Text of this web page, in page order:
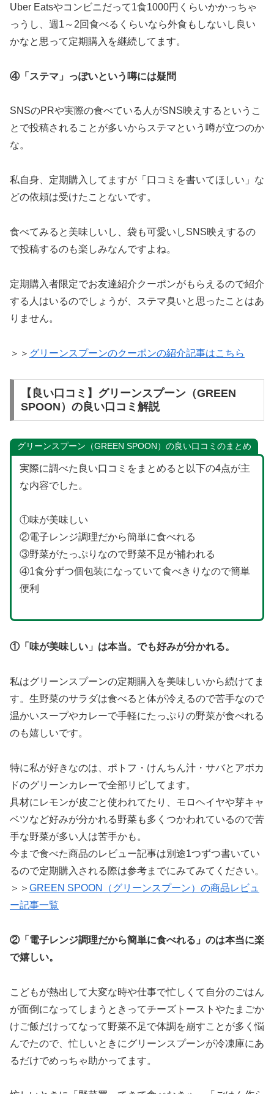
Uber Eatsやコンビニだって1食1000円くらいかかっちゃ
っうし、週1～2回食べるくらいなら外食もしないし良い
かなと思って定期購入を継続してます。
④「ステマ」っぽいという噂には疑問
SNSのPRや実際の食べている人がSNS映えするというこ
とで投稿されることが多いからステマという噂が立つのか
な。
私自身、定期購入してますが「口コミを書いてほしい」な
どの依頼は受けたことないです。
食べてみると美味しいし、袋も可愛いしSNS映えするの
で投稿するのも楽しみなんですよね。
定期購入者限定でお友達紹介クーポンがもらえるので紹介
する人はいるのでしょうが、ステマ臭いと思ったことはあ
りません。
＞＞ グリーンスプーンのクーポンの紹介記事はこちら
【良い口コミ】グリーンスプーン（GREEN
SPOON）の良い口コミ解説
グリーンスプーン（GREEN SPOON）の良い口コミのまとめ
実際に調べた良い口コミをまとめると以下の4点が主
な内容でした。
①味が美味しい
②電子レンジ調理だから簡単に食べれる
③野菜がたっぷりなので野菜不足が補われる
④1食分ずつ個包装になっていて食べきりなので簡単
便利
①「味が美味しい」は本当。でも好みが分かれる。
私はグリーンスプーンの定期購入を美味しいから続けてま
す。生野菜のサラダは食べると体が冷えるので苦手なので
温かいスープやカレーで手軽にたっぷりの野菜が食べれる
のも嬉しいです。
特に私が好きなのは、ポトフ・けんちん汁・サバとアボカ
ドのグリーンカレーで全部リピしてます。
具材にレモンが皮ごと使われてたり、モロヘイヤや芽キャ
ベツなど好みが分かれる野菜も多くつかわれているので苦
手な野菜が多い人は苦手かも。
今まで食べた商品のレビュー記事は別途1つずつ書いてい
るので定期購入される際は参考までにみてみてください。
＞＞ GREEN SPOON（グリーンスプーン）の商品レビュ
ー記事一覧
②「電子レンジ調理だから簡単に食べれる」のは本当に楽
で嬉しい。
こどもが熱出して大変な時や仕事で忙しくて自分のごはん
が面倒になってしまうときってチーズトーストやたまごか
けご飯だけってなって野菜不足で体調を崩すことが多く悩
んでたので、忙しいときにグリーンスプーンが冷凍庫にあ
るだけでめっちゃ助かってます。